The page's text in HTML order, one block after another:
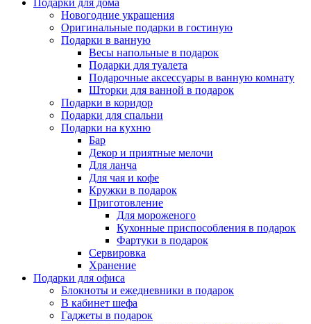
Подарки для дома
Новогодние украшения
Оригинальные подарки в гостиную
Подарки в ванную
Весы напольные в подарок
Подарки для туалета
Подарочные аксессуары в ванную комнату
Шторки для ванной в подарок
Подарки в коридор
Подарки для спальни
Подарки на кухню
Бар
Декор и приятные мелочи
Для ланча
Для чая и кофе
Кружки в подарок
Приготовление
Для мороженого
Кухонные приспособления в подарок
Фартуки в подарок
Сервировка
Хранение
Подарки для офиса
Блокноты и ежедневники в подарок
В кабинет шефа
Гаджеты в подарок